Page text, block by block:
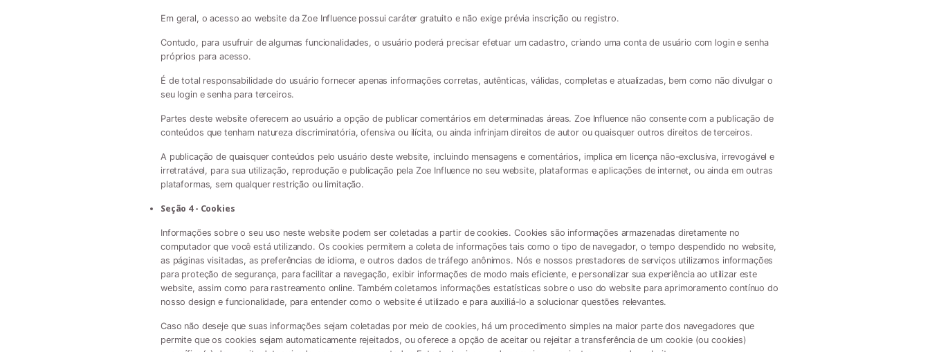
Em geral, o acesso ao website da Zoe Influence possui caráter gratuito e não exige prévia inscrição ou registro.
Contudo, para usufruir de algumas funcionalidades, o usuário poderá precisar efetuar um cadastro, criando uma conta de usuário com login e senha
próprios para acesso.
É de total responsabilidade do usuário fornecer apenas informações corretas, autênticas, válidas, completas e atualizadas, bem como não divulgar o
seu login e senha para terceiros.
Partes deste website oferecem ao usuário a opção de publicar comentários em determinadas áreas. Zoe Influence não consente com a publicação de
conteúdos que tenham natureza discriminatória, ofensiva ou ilícita, ou ainda infrinjam direitos de autor ou quaisquer outros direitos de terceiros.
A publicação de quaisquer conteúdos pelo usuário deste website, incluindo mensagens e comentários, implica em licença não-exclusiva, irrevogável e
irretratável, para sua utilização, reprodução e publicação pela Zoe Influence no seu website, plataformas e aplicações de internet, ou ainda em outras
plataformas, sem qualquer restrição ou limitação.
Seção 4 - Cookies
Informações sobre o seu uso neste website podem ser coletadas a partir de cookies. Cookies são informações armazenadas diretamente no
computador que você está utilizando. Os cookies permitem a coleta de informações tais como o tipo de navegador, o tempo despendido no website,
as páginas visitadas, as preferências de idioma, e outros dados de tráfego anônimos. Nós e nossos prestadores de serviços utilizamos informações
para proteção de segurança, para facilitar a navegação, exibir informações de modo mais eficiente, e personalizar sua experiência ao utilizar este
website, assim como para rastreamento online. Também coletamos informações estatísticas sobre o uso do website para aprimoramento contínuo do
nosso design e funcionalidade, para entender como o website é utilizado e para auxiliá-lo a solucionar questões relevantes.
Caso não deseje que suas informações sejam coletadas por meio de cookies, há um procedimento simples na maior parte dos navegadores que
permite que os cookies sejam automaticamente rejeitados, ou oferece a opção de aceitar ou rejeitar a transferência de um cookie (ou cookies)